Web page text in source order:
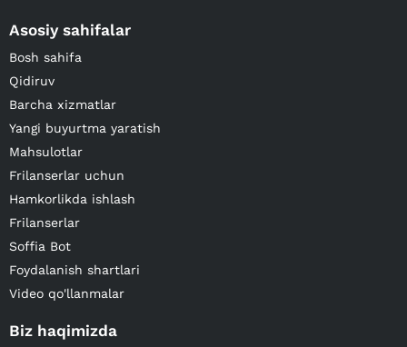
Asosiy sahifalar
Bosh sahifa
Qidiruv
Barcha xizmatlar
Yangi buyurtma yaratish
Mahsulotlar
Frilanserlar uchun
Hamkorlikda ishlash
Frilanserlar
Soffia Bot
Foydalanish shartlari
Video qo'llanmalar
Biz haqimizda